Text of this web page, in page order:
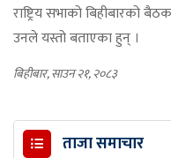
राष्ट्रिय सभाको बिहीबारको
उनले यस्तो बताएका हुन् ।
बिहीबार, साउन २१, २०८३
ताजा समाचार